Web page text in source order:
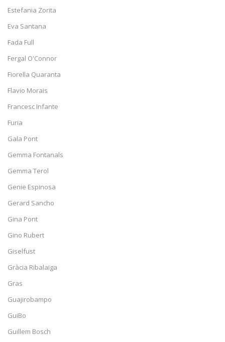
Estefania Zorita
Eva Santana
Fada Full
Fergal O'Connor
Fiorella Quaranta
Flavio Morais
Francesc Infante
Furia
Gala Pont
Gemma Fontanals
Gemma Terol
Genie Espinosa
Gerard Sancho
Gina Pont
Gino Rubert
Giselfust
Gràcia Ribalaiga
Gras
Guajirobampo
GuiBo
Guillem Bosch